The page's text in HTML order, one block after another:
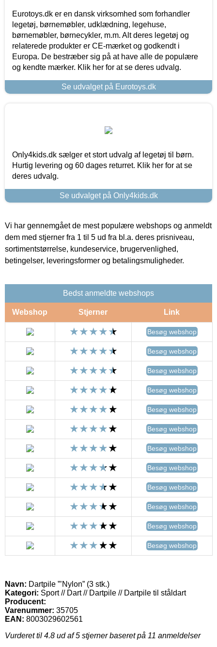
Eurotoys.dk er en dansk virksomhed som forhandler
legetøj, børnemøbler, udklædning, legehuse,
børnemøbler, børnecykler, m.m. Alt deres legetøj og
relaterede produkter er CE-mærket og godkendt i
Europa. De bestræber sig på at have alle de populære
og kendte mærker. Klik her for at se deres udvalg.
Se udvalget på Eurotoys.dk
Only4kids.dk sælger et stort udvalg af legetøj til børn.
Hurtig levering og 60 dages returret. Klik her for at se
deres udvalg.
Se udvalget på Only4kids.dk
Vi har gennemgået de mest populære webshops og anmeldt
dem med stjerner fra 1 til 5 ud fra bl.a. deres prisniveau,
sortimentstørrelse, kundeservice, brugervenlighed,
betingelser, leveringsformer og betalingsmuligheder.
Bedst anmeldte webshops
Webshop Stjerner Link
Besøg webshop
Besøg webshop
Besøg webshop
Besøg webshop
Besøg webshop
Besøg webshop
Besøg webshop
Besøg webshop
Besøg webshop
Besøg webshop
Besøg webshop
Besøg webshop
Navn: Dartpile ”’Nylon” (3 stk.)
Kategori: Sport // Dart // Dartpile // Dartpile til ståldart
Producent:
Varenummer: 35705
EAN: 8003029602561
Vurderet til 4.8 ud af 5 stjerner baseret på 11 anmeldelser